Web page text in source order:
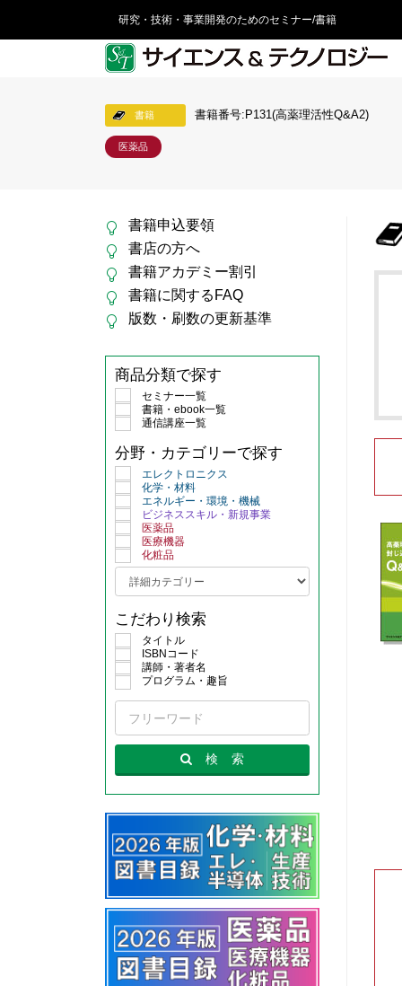
研究・技術・事業開発のためのセミナー/書籍
書籍 書籍番号:P131(高薬理活性Q&A2)
医薬品
書籍申込要領
書店の方へ
書籍アカデミー割引
書籍に関するFAQ
版数・刷数の更新基準
商品分類で探す
セミナー一覧
書籍・ebook一覧
通信講座一覧
分野・カテゴリーで探す
エレクトロニクス
化学・材料
エネルギー・環境・機械
ビジネススキル・新規事業
医薬品
医療機器
化粧品
こだわり検索
タイトル
ISBNコード
講師・著者名
プログラム・趣旨
検 索